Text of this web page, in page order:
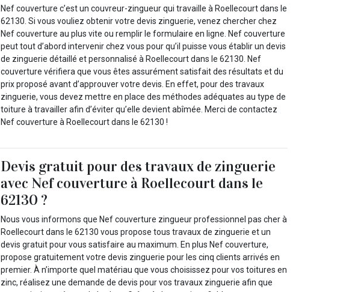
Nef couverture c’est un couvreur-zingueur qui travaille à Roellecourt dans le
62130. Si vous vouliez obtenir votre devis zinguerie, venez chercher chez
Nef couverture au plus vite ou remplir le formulaire en ligne. Nef couverture
peut tout d’abord intervenir chez vous pour qu’il puisse vous établir un devis
de zinguerie détaillé et personnalisé à Roellecourt dans le 62130. Nef
couverture vérifiera que vous êtes assurément satisfait des résultats et du
prix proposé avant d’approuver votre devis. En effet, pour des travaux
zinguerie, vous devez mettre en place des méthodes adéquates au type de
toiture à travailler afin d’éviter qu’elle devient abîmée. Merci de contactez
Nef couverture à Roellecourt dans le 62130 !
Devis gratuit pour des travaux de zinguerie
avec Nef couverture à Roellecourt dans le
62130 ?
Nous vous informons que Nef couverture zingueur professionnel pas cher à
Roellecourt dans le 62130 vous propose tous travaux de zinguerie et un
devis gratuit pour vous satisfaire au maximum. En plus Nef couverture,
propose gratuitement votre devis zinguerie pour les cinq clients arrivés en
premier. À n’importe quel matériau que vous choisissez pour vos toitures en
zinc, réalisez une demande de devis pour vos travaux zinguerie afin que